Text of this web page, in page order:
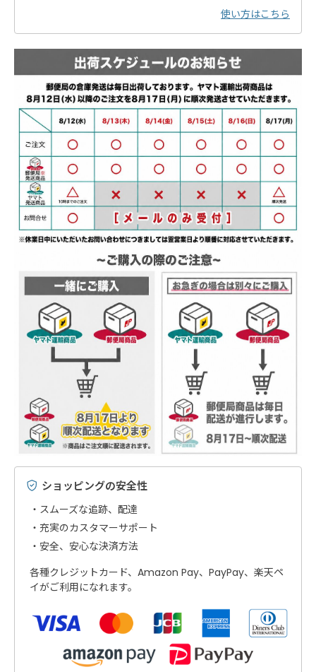
使い方はこちら
ショッピングの安全性
スムーズな追跡、配達
充実のカスタマーサポート
安全、安心な決済方法
各種クレジットカード、Amazon Pay、PayPay、楽天ペ
イがご利用になれます。